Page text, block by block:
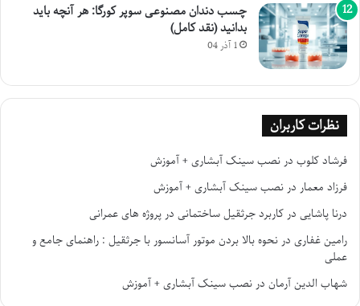
چسب دندان مصنوعی سوپر کورگا: هر آنچه باید
بدانید (نقد کامل)
1 آذر 04
نظرات کاربران
فرشاد کلوب درنصب سینک آبشاری + آموزش
فرزاد معمار درنصب سینک آبشاری + آموزش
درنا پاشایی درکاربرد جرثقیل ساختمانی در پروژه های عمرانی
رامین غفاری درنحوه بالا بردن موتور آسانسور با جرثقیل : راهنمای جامع و
عملی
شهاب الدین آرمان درنصب سینک آبشاری + آموزش